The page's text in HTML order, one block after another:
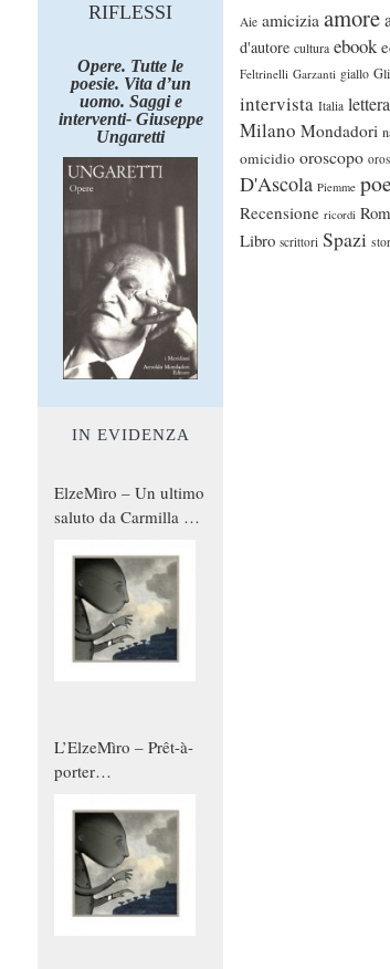
Aie amicizia amore
d'autore cultura ebook
Feltrinelli Garzanti giallo
intervista Italia
Milano Mondadori
omicidio oroscopo
D'Ascola Piemme
Recensione ricordi
Libro scrittori Spazi
RIFLESSI
Opere. Tutte le
poesie. Vita d’un
uomo. Saggi e
interventi- Giuseppe
Ungaretti
IN EVIDENZA
ElzeMìro – Un ultimo
saluto da Carmilla a
qualche modo sono
donne
L’ElzeMìro – Prêt-à-
porter